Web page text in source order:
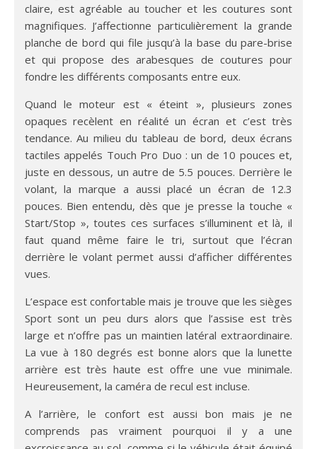
claire, est agréable au toucher et les coutures sont
magnifiques. J’affectionne particulièrement la grande
planche de bord qui file jusqu’à la base du pare-brise
et qui propose des arabesques de coutures pour
fondre les différents composants entre eux.
Quand le moteur est « éteint », plusieurs zones
opaques recèlent en réalité un écran et c’est très
tendance. Au milieu du tableau de bord, deux écrans
tactiles appelés Touch Pro Duo : un de 10 pouces et,
juste en dessous, un autre de 5.5 pouces. Derrière le
volant, la marque a aussi placé un écran de 12.3
pouces. Bien entendu, dès que je presse la touche «
Start/Stop », toutes ces surfaces s’illuminent et là, il
faut quand même faire le tri, surtout que l’écran
derrière le volant permet aussi d’afficher différentes
vues.
L’espace est confortable mais je trouve que les sièges
Sport sont un peu durs alors que l’assise est très
large et n’offre pas un maintien latéral extraordinaire.
La vue à 180 degrés est bonne alors que la lunette
arrière est très haute est offre une vue minimale.
Heureusement, la caméra de recul est incluse.
A l’arrière, le confort est aussi bon mais je ne
comprends pas vraiment pourquoi il y a une